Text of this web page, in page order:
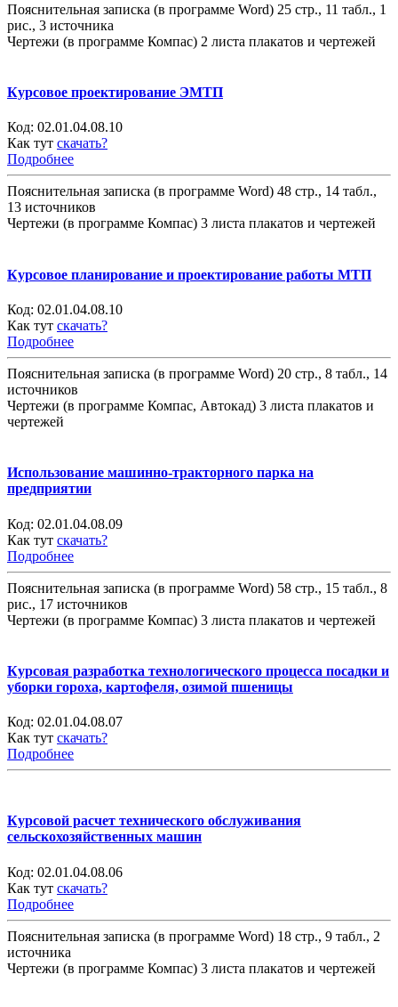
Пояснительная записка (в программе Word) 25 стр., 11 табл., 1
рис., 3 источника
Чертежи (в программе Компас) 2 листа плакатов и чертежей
Курсовое проектирование ЭМТП
Код: 02.01.04.08.10
Как тут скачать?
Подробнее
Пояснительная записка (в программе Word) 48 стр., 14 табл.,
13 источников
Чертежи (в программе Компас) 3 листа плакатов и чертежей
Курсовое планирование и проектирование работы МТП
Код: 02.01.04.08.10
Как тут скачать?
Подробнее
Пояснительная записка (в программе Word) 20 стр., 8 табл., 14
источников
Чертежи (в программе Компас, Автокад) 3 листа плакатов и
чертежей
Использование машинно-тракторного парка на
предприятии
Код: 02.01.04.08.09
Как тут скачать?
Подробнее
Пояснительная записка (в программе Word) 58 стр., 15 табл., 8
рис., 17 источников
Чертежи (в программе Компас) 3 листа плакатов и чертежей
Курсовая разработка технологического процесса посадки и
уборки гороха, картофеля, озимой пшеницы
Код: 02.01.04.08.07
Как тут скачать?
Подробнее
Курсовой расчет технического обслуживания
сельскохозяйственных машин
Код: 02.01.04.08.06
Как тут скачать?
Подробнее
Пояснительная записка (в программе Word) 18 стр., 9 табл., 2
источника
Чертежи (в программе Компас) 3 листа плакатов и чертежей